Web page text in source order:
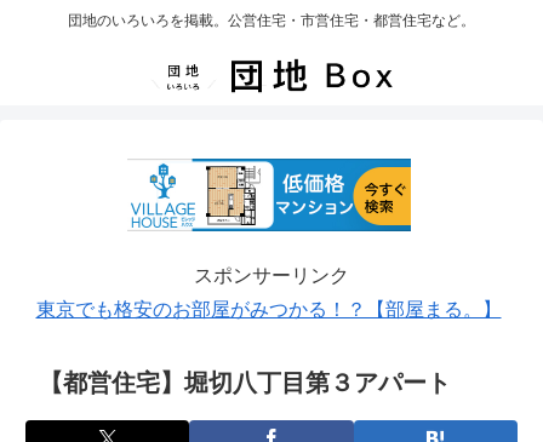
団地のいろいろを掲載。公営住宅・市営住宅・都営住宅など。
スポンサーリンク
東京でも格安のお部屋がみつかる！？【部屋まる。】
【都営住宅】堀切八丁目第３アパート